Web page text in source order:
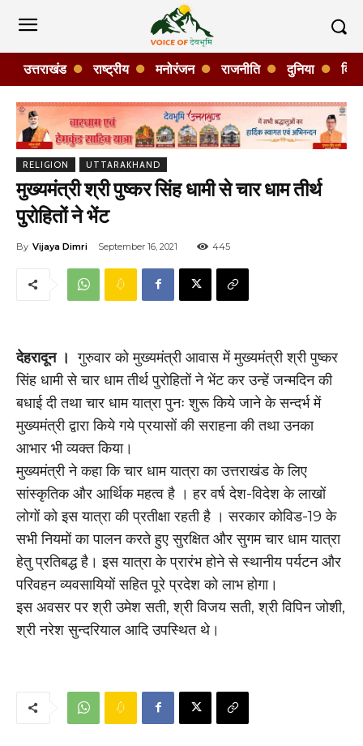
उत्तराखंड राष्ट्रीय मनोरंजन राजनीति दुनिया
RELIGION UTTARAKHAND
मुख्यमंत्री श्री पुष्कर सिंह धामी से चार धाम तीर्थ
पुरोहितों ने भेंट
By Vijaya Dimri September 16, 2021 445
देहरादून ।गुरुवार को मुख्यमंत्री आवास में मुख्यमंत्री श्री पुष्कर
सिंह धामी से चार धाम तीर्थ पुरोहितों ने भेंट कर उन्हें जन्मदिन की
बधाई दी तथा चार धाम यात्रा पुनः शुरू किये जाने के सन्दर्भ में
मुख्यमंत्री द्वारा किये गये प्रयासों की सराहना की तथा उनका
आभार भी व्यक्त किया।
मुख्यमंत्री ने कहा कि चार धाम यात्रा का उत्तराखंड के लिए
सांस्कृतिक और आर्थिक महत्व है । हर वर्ष देश-विदेश के लाखों
लोगों को इस यात्रा की प्रतीक्षा रहती है । सरकार कोविड-19 के
सभी नियमों का पालन करते हुए सुरक्षित और सुगम चार धाम यात्रा
हेतु प्रतिबद्ध है। इस यात्रा के प्रारंभ होने से स्थानीय पर्यटन और
परिवहन व्यवसायियों सहित पूरे प्रदेश को लाभ होगा।
इस अवसर पर श्री उमेश सती, श्री विजय सती, श्री विपिन जोशी,
श्री नरेश सुन्दरियाल आदि उपस्थित थे।